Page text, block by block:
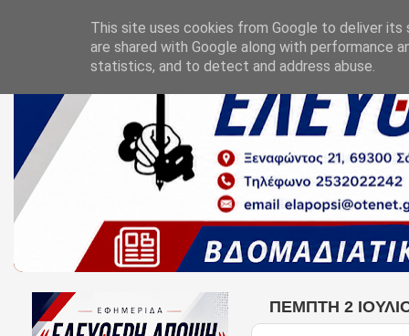
ΠΈΜΠΤΗ 2
This site uses cookies from Google to deliver its
are shared with Google along with performance
statistics, and to detect and address abuse.